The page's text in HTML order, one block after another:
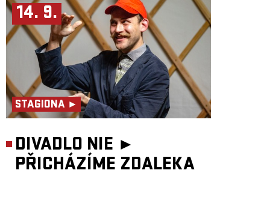
14. 9.
STAGIONA ►
DIVADLO NIE ►
PŘICHÁZÍME ZDALEKA